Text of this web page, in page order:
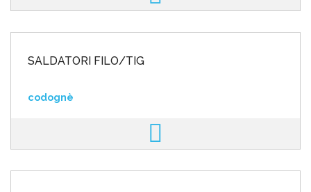
SALDATORI FILO/TIG
codognè